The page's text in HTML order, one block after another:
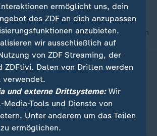
nach oben
ermöglicht uns, dein
des ZDF an dich anzupassen
anzubieten.
wir ausschließlich auf
von ZDF Streaming, der
ZDFtivi. Daten von Dritten werden
verwendet.
und externe Drittsysteme:Wir
Media-Tools und Dienste von
Unter anderem um das Teilen
ermöglichen.